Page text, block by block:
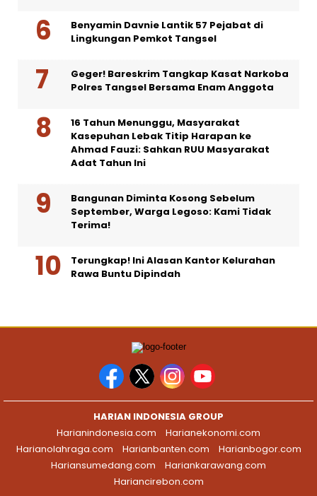
Benyamin Davnie Lantik 57 Pejabat di
Lingkungan Pemkot Tangsel
Geger! Bareskrim Tangkap Kasat Narkoba
Polres Tangsel Bersama Enam Anggota
16 Tahun Menunggu, Masyarakat
Kasepuhan Lebak Titip Harapan ke
Ahmad Fauzi: Sahkan RUU Masyarakat
Adat Tahun Ini
Bangunan Diminta Kosong Sebelum
September, Warga Legoso: Kami Tidak
Terima!
Terungkap! Ini Alasan Kantor Kelurahan
Rawa Buntu Dipindah
HARIAN INDONESIA GROUP
Harianindonesia.com
Harianekonomi.com
Harianolahraga.com
Harianbanten.com
Harianbogor.com
Hariansumedang.com
Hariankarawang.com
Hariancirebon.com